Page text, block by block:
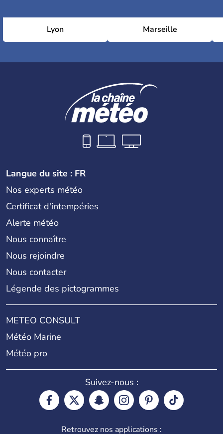
Lyon Marseille
Langue du site : FR
Nos experts météo
Certificat d'intempéries
Alerte météo
Nous connaître
Nous rejoindre
Nous contacter
Légende des pictogrammes
METEO CONSULT
Météo Marine
Météo pro
Suivez-nous :
Retrouvez nos applications :